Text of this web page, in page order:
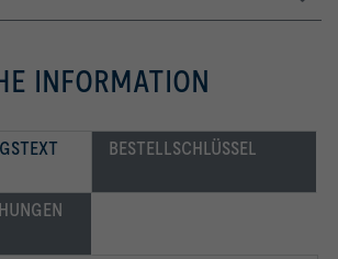
INFORMATION
BESTELLSCHLÜSSEL